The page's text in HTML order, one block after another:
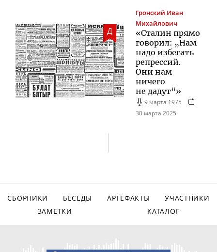
Д
Гронский Иван
Михайлович
«Сталин прямо
говорил: „Нам
надо избегать
репрессий.
Они нам
ничего
не дадут“»
9 марта 1975
30 марта 2025
СБОРНИКИ БЕСЕДЫ АРТЕФАКТЫ
УЧАСТНИКИ
ЗАМЕТКИ
КАТАЛОГ